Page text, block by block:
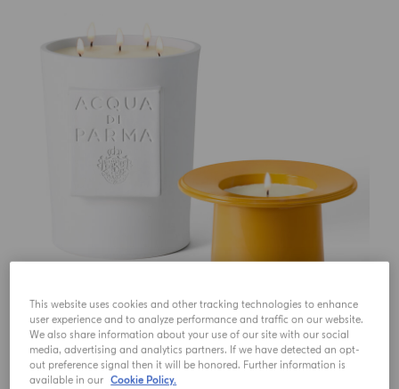
This website uses cookies and other tracking technologies to enhance
user experience and to analyze performance and traffic on our website.
We also share information about your use of our site with our social
media, advertising and analytics partners. If we have detected an opt-
out preference signal then it will be honored. Further information is
available in our Cookie Policy.